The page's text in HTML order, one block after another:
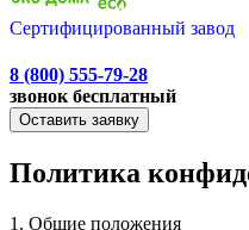
Сертифицированный завод
8 (800) 555-79-28
звонок бесплатный
Оставить заявку
Политика
1. Общие положения